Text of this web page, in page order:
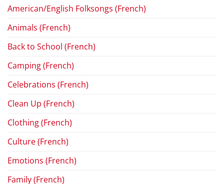
American/English Folksongs (French)
Animals (French)
Back to School (French)
Camping (French)
Celebrations (French)
Clean Up (French)
Clothing (French)
Culture (French)
Emotions (French)
Family (French)